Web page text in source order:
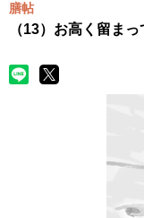
膳帖
（13）お高く留ま